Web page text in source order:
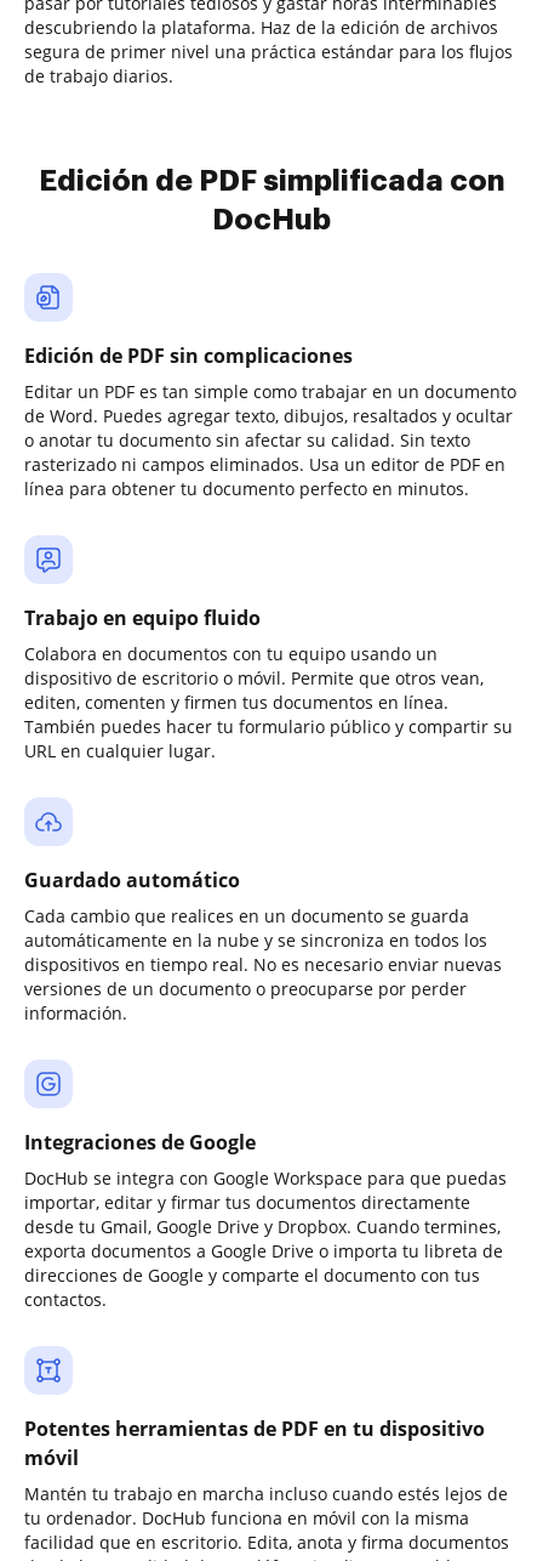
descubriendo la plataforma. Haz de la edición de archivos
segura de primer nivel una práctica estándar para los flujos
de trabajo diarios.
Edición de PDF simplificada con
DocHub
Edición de PDF sin complicaciones
Editar un PDF es tan simple como trabajar en un documento
de Word. Puedes agregar texto, dibujos, resaltados y ocultar
o anotar tu documento sin afectar su calidad. Sin texto
rasterizado ni campos eliminados. Usa un editor de PDF en
línea para obtener tu documento perfecto en minutos.
Trabajo en equipo fluido
Colabora en documentos con tu equipo usando un
dispositivo de escritorio o móvil. Permite que otros vean,
editen, comenten y firmen tus documentos en línea.
También puedes hacer tu formulario público y compartir su
URL en cualquier lugar.
Guardado automático
Cada cambio que realices en un documento se guarda
automáticamente en la nube y se sincroniza en todos los
dispositivos en tiempo real. No es necesario enviar nuevas
versiones de un documento o preocuparse por perder
información.
Integraciones de Google
DocHub se integra con Google Workspace para que puedas
importar, editar y firmar tus documentos directamente
desde tu Gmail, Google Drive y Dropbox. Cuando termines,
exporta documentos a Google Drive o importa tu libreta de
direcciones de Google y comparte el documento con tus
contactos.
Potentes herramientas de PDF en tu dispositivo
móvil
Mantén tu trabajo en marcha incluso cuando estés lejos de
tu ordenador. DocHub funciona en móvil con la misma
facilidad que en escritorio. Edita, anota y firma documentos